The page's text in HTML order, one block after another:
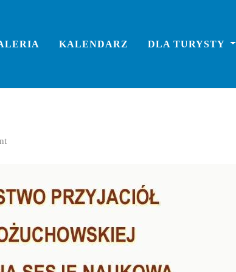
KALENDARZ DLA TURYSTY